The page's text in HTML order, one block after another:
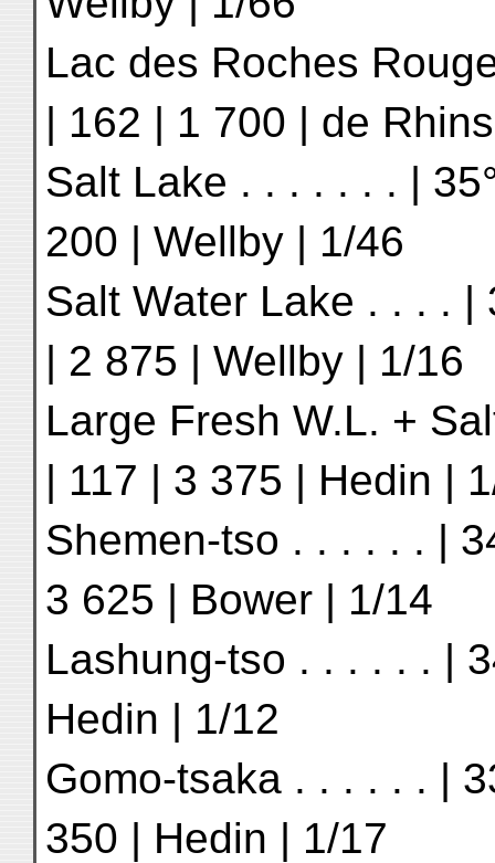
Lac des Roches
| 162 | 1 700 | de
Salt Lake . . . . . . . |
200 | Wellby | 1/46
Salt Water Lake . . . . |
| 2 875 | Wellby | 1/16
Large Fresh W.L. +
| 117 | 3 375 | Hedin |
Shemen-tso . . . . . . |
3 625 | Bower | 1/14
Lashung-tso . . . . . . |
Hedin | 1/12
Gomo-tsaka . . . . . . |
350 | Hedin | 1/17